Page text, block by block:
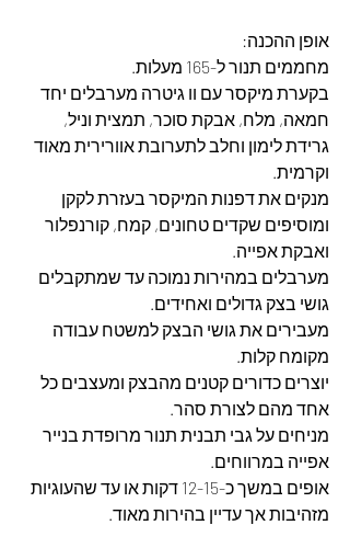
אופן ההכנה:
מחממים תנור ל-165 מעלות.
בקערת מיקסר עם וו גיטרה מערבלים יחד
חמאה, מלח, אבקת סוכר, תמצית וניל,
גרידת לימון וחלב לתערובת אוורירית מאוד
וקרמית.
מנקים את דפנות המיקסר בעזרת לקקן
ומוסיפים שקדים טחונים, קמח, קורנפלור
ואבקת אפייה.
מערבלים במהירות נמוכה עד שמתקבלים
גושי בצק גדולים ואחידים.
מעבירים את גושי הבצק למשטח עבודה
מקומח קלות.
יוצרים כדורים קטנים מהבצק ומעצבים כל
אחד מהם לצורת סהר.
מניחים על גבי תבנית תנור מרופדת בנייר
אפייה במרווחים.
אופים במשך כ-12-15 דקות או עד שהעוגיות
מזהיבות אך עדיין בהירות מאוד.